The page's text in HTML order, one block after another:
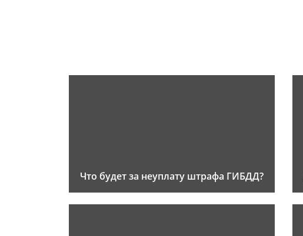
Что будет за неуплату штрафа ГИБДД?